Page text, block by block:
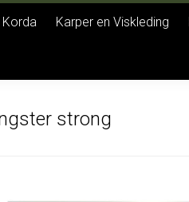
Korda Karper en Viskleding
strong